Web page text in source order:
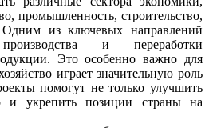
промышленность, строительство,
Одним из ключевых направлений
и переработки
Это особенно важно для
играет значительную роль
помогут не только улучшить
и укрепить позиции страны на